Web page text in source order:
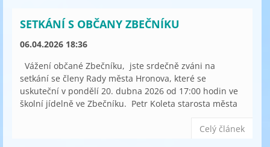
SETKÁNÍ S OBČANY ZBEČNÍKU
06.04.2026 18:36
Vážení občané Zbečníku, jste srdečně zváni na
setkání se členy Rady města Hronova, které se
uskuteční v pondělí 20. dubna 2026 od 17:00 hodin ve
školní jídelně ve Zbečníku. Petr Koleta starosta města
Celý článek